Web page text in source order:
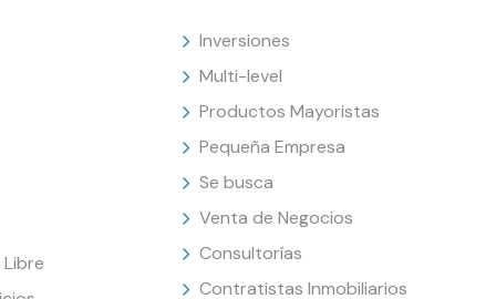
Inversiones
Multi-level
Productos Mayoristas
Pequeña Empresa
Se busca
Venta de Negocios
Consultorías
Contratistas Inmobiliarios